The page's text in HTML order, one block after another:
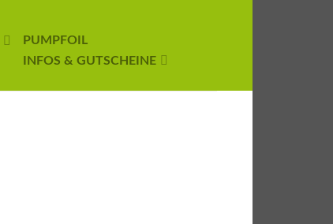
PUMPFOIL
INFOS & GUTSCHEINE